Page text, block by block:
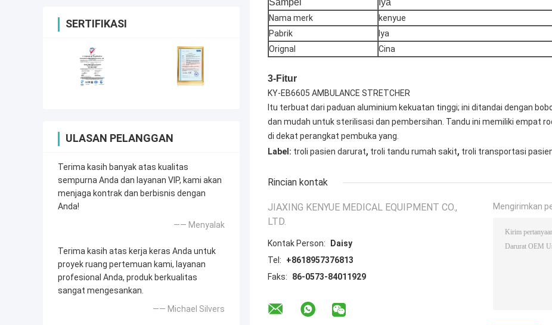
SERTIFIKASI
ULASAN PELANGGAN
Terima kasih banyak atas kualitas
sempurna Anda dan layanan VIP, kami akan
menjaga kontrak dan berbisnis dengan
Anda!
—— Menyalak
Terima kasih atas kerja keras Anda untuk
proyek ruang pertemuan kami, layanan
profesional Anda, produk berkualitas
sangat mengesankan.
—— Michael Silvers
Sampel
Iya
Nama merk
kenyue
Pabrik
Iya
Orignal
Cina
3-Fitur
KY-EB6605 AMBULANCE STRETCHER
Itu terbuat dari paduan aluminium kekuatan tinggi; ini ditandai dengan
dan mudah untuk sterilisasi dan pembersihan. Tandu ini memiliki empat
di dekat perangkat pembuka yang.
Label: troli pasien darurat, troli tandu rumah sakit, troli transportasi
Rincian kontak
JIAXING KENYUE MEDICAL EQUIPMENT CO.,
LTD.
Kontak Person:
Daisy
Tel:
+8618957376813
Faks:
86-0573-84011929
Mengirimkan